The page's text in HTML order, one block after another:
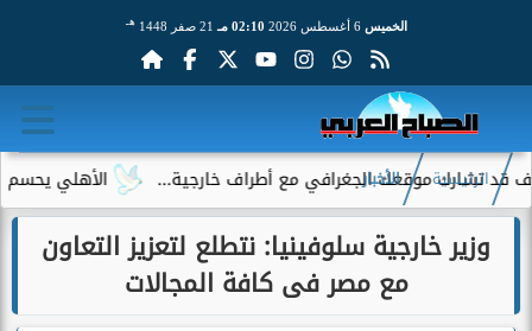
الخميس 6 أغسطس 2026 02:10 مـ 21 صفر 1448 هـ
الأهلي يحسم الجدل موقعك الجغرافي مع أطراف خارجية...
الرئيسية الأخبار
وزير خارجية سلوفينيا: نتطلع لتعزيز التعاون
مع مصر فى كافة المجالات